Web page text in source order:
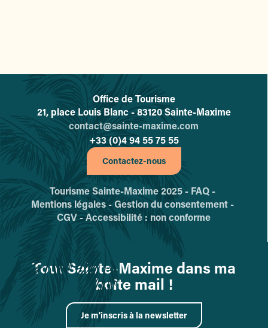
L'office de tourisme de Sainte-
Office de Tourisme
21, place Louis Blanc - 83120 Sainte-Maxime
contact@sainte-maxime.com
+33 (0)4 94 55 75 55
Contactez-nous
Tourisme Sainte-Maxime 2025 - FAQ -
Mentions légales -Gestion du consentement -
CGV -Accessibilité : non conforme
Tout Sainte-Maxime dans ma
boîte mail !
Je m'inscris à la newsletter